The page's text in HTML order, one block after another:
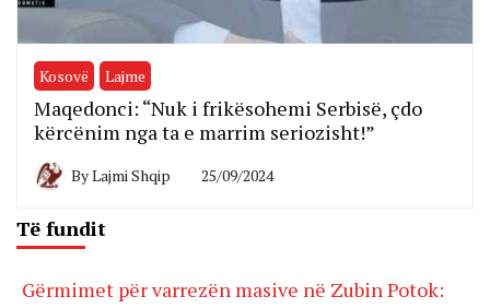
Kosovë Lajme
Maqedonci: “Nuk i frikësohemi Serbisë, çdo
kërcënim nga ta e marrim seriozisht!”
ByLajmi Shqip 25/09/2024
Të fundit
Gërmimet për varrezën masive në Zubin Potok: